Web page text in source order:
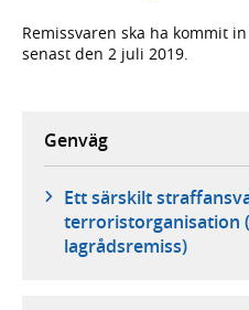
Remissvaren ska ha kommit
senast den 2 juli 2019.
Genväg
Ett särskilt
terroristorganisation
lagrådsremiss)